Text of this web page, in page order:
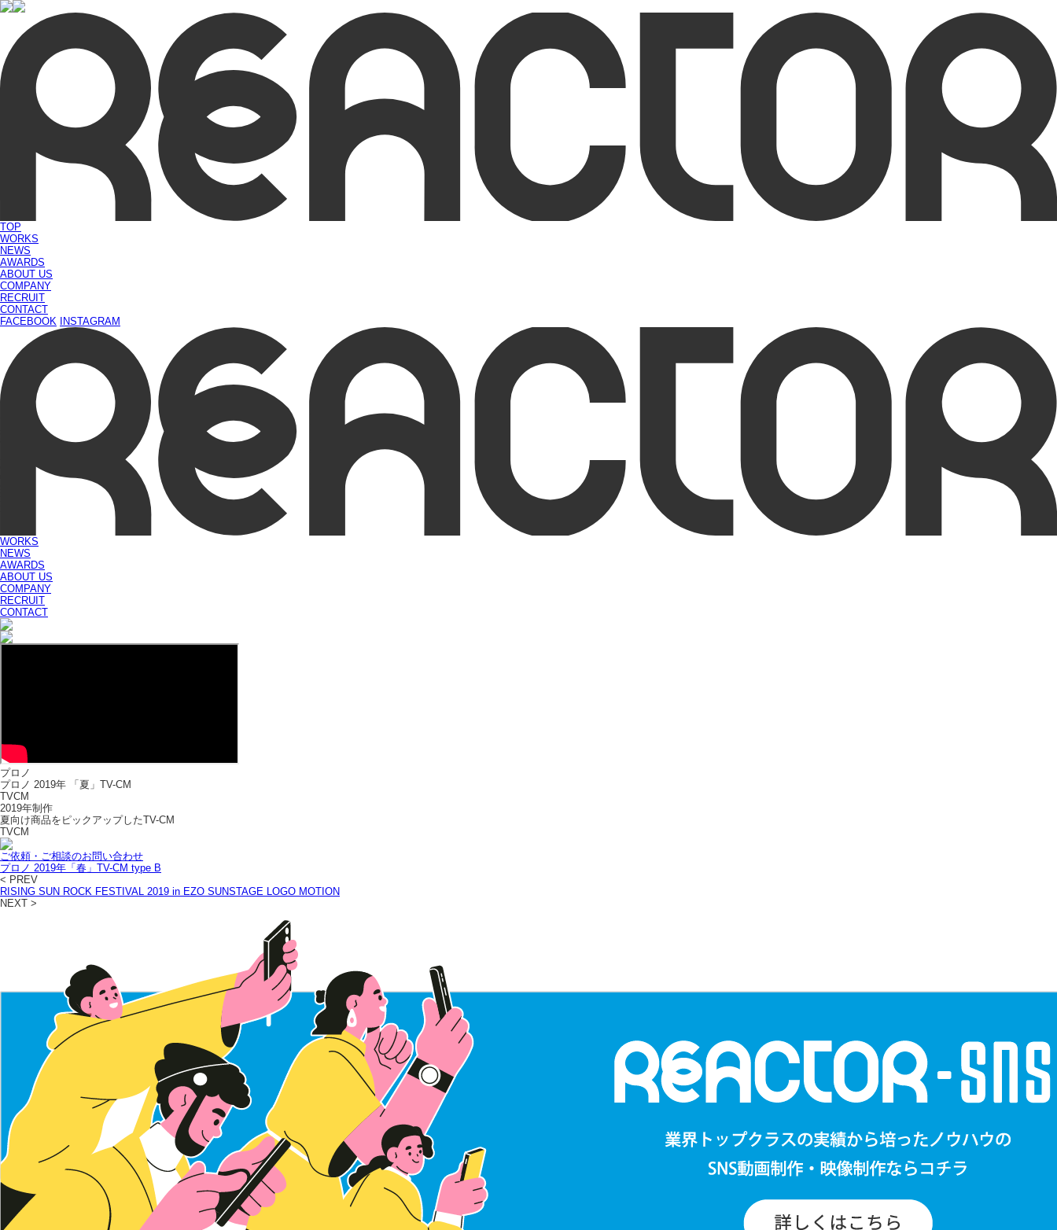
TOP
WORKS
NEWS
AWARDS
ABOUT US
COMPANY
RECRUIT
CONTACT
FACEBOOK
INSTAGRAM
WORKS
NEWS
AWARDS
ABOUT US
COMPANY
RECRUIT
CONTACT
プロノ
プロノ 2019年 「夏」TV-CM
TVCM
2019年制作
夏向け商品をピックアップしたTV-CM
TVCM
ご依頼・ご相談のお問い合わせ
プロノ 2019年「春」TV-CM type B
< PREV
RISING SUN ROCK FESTIVAL 2019 in EZO SUNSTAGE LOGO MOTION
NEXT >